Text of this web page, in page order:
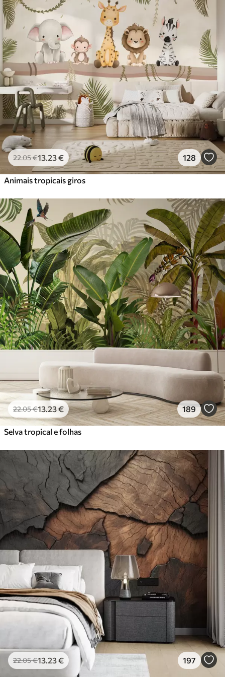
Standard
27.00 €/m²
Premium
56.6734.00€/m²
Vinil Premium
65.0039.00€/m²
Peel and Stick
81.6749.00€/m²
22.05€13 .23€ 128
Animais tropicais giros
22.05€13 .23€ 189
Selva tropical e folhas
22.05€13 .23€ 197